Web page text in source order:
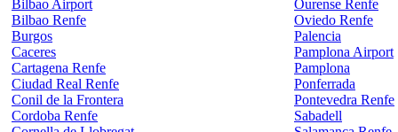
Bilbao Airport
Bilbao Renfe
Burgos
Caceres
Cartagena Renfe
Ciudad Real Renfe
Conil de la Frontera
Cordoba Renfe
Ourense Renfe
Oviedo Renfe
Palencia
Pamplona Airport
Pamplona
Ponferrada
Pontevedra Renfe
Sabadell